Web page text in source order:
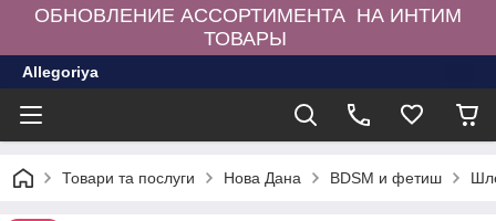
ОБНОВЛЕНИЕ АССОРТИМЕНТА НА ИНТИМ
ТОВАРЫ
Allegoriya
Товари та послуги Нова Дана BDSM и фетиш